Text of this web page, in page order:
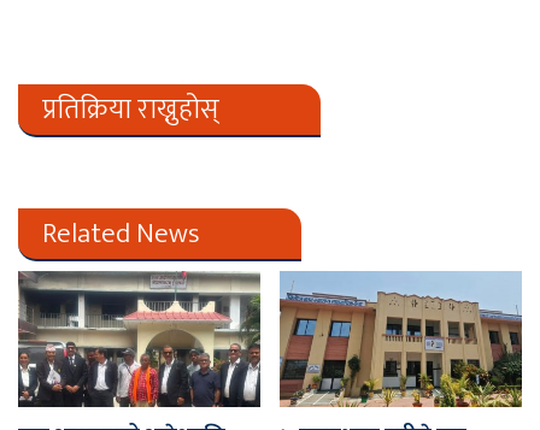
प्रतिक्रिया राख्नुहोस्
Related News